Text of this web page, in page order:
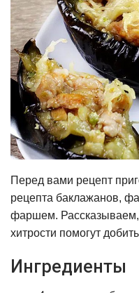
Перед вами рецепт
рецепта баклажанов,
фаршем. Рассказываем,
хитрости помогут
Ингредиенты